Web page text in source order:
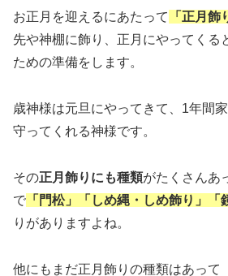
お正月を迎えるにあたって 「正月飾
先や神棚に飾り、正月にやってくる
ための準備をします。
歳神様は元旦にやってきて、1年間
守ってくれる神様です。
その正月飾りにも種類がたくさんあ
で 「門松」「しめ縄・しめ飾り」「
りがありますよね。
他にもまだ正月飾りの種類はあって